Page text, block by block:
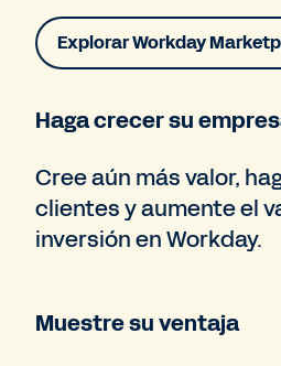
Explorar Workday
Haga crecer su
Cree aún más valor,
clientes y aumente el
inversión en Workday.
Muestre su ventaja